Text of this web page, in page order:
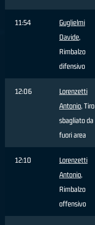
11:54
Guglielmi
Davide,
Rimbalzo
difensivo
12:06
Lorenzetti
Antonio, Tiro
sbagliato da
fuori area
12:10
Lorenzetti
Antonio,
Rimbalzo
offensivo